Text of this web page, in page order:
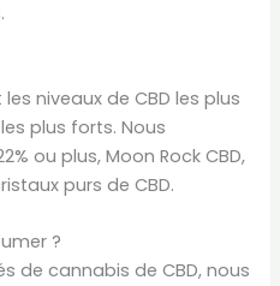
niveaux de CBD les plus
plus forts. Nous
ou plus, Moon Rock CBD,
purs de CBD.
?
de cannabis de CBD, nous